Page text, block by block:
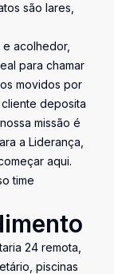
são lares,
acolhedor,
para chamar
movidos por
deposita
missão é
a Liderança,
aqui.
time
24 remota,
piscinas